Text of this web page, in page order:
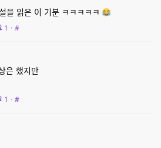
을 읽은 이 기분 ㅋㅋㅋㅋㅋ
1 · #
은 했지만
1 · #